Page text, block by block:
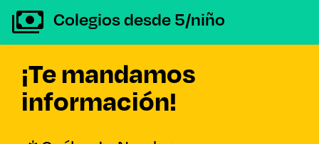
Colegios desde 5/niño
¡Te mandamos
información!